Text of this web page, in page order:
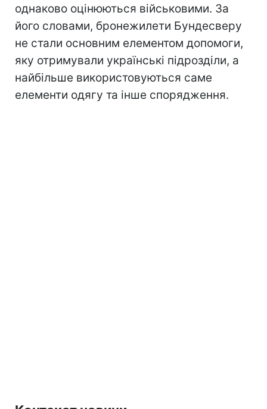
однаково оцінюються військовими. За
його словами, бронежилети Бундесверу
не стали основним елементом допомоги,
яку отримували українські підрозділи, а
найбільше використовуються саме
елементи одягу та інше спорядження.